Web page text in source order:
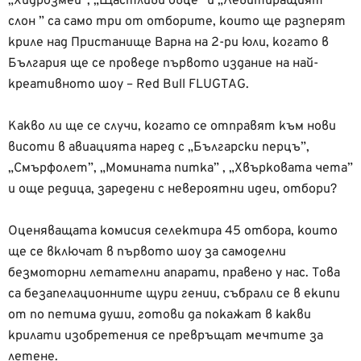
слон ” са само три от отборите, които ще разперят
криле над Пристанище Варна на 2-ри юли, когато в
България ще се проведе първото издание на най-
креативното шоу – Red Bull FLUGTAG.
Какво ли ще се случи, когато се отправят към нови
висоти в авиацията наред с „Български перцъ”,
„Смърфолет”, „Момината питка” , „Хвърковата чета”
и още редица, заредени с невероятни идеи, отбори?
Оценяващата комисия селектира 45 отбора, които
ще се включат в първото шоу за самоделни
безмоторни летателни апарати, правено у нас. Това
са безапелационните щури гении, събрали се в екипи
от по петима души, готови да покажат в какви
крилати изобретения се превръщат мечтите за
летене.